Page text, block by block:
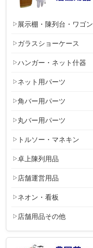
展示棚・陳列台・ワゴン
ガラスショーケース
ハンガー・ネット什器
ネット用パーツ
角バー用パーツ
丸バー用パーツ
トルソー・マネキン
卓上陳列用品
店舗運営用品
ネオン・看板
店舗用品その他